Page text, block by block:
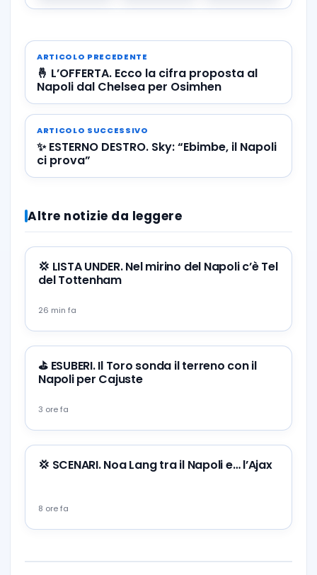
ARTICOLO PRECEDENTE
🤞 L’OFFERTA. Ecco la cifra proposta al
Napoli dal Chelsea per Osimhen
ARTICOLO SUCCESSIVO
✨ ESTERNO DESTRO. Sky: “Ebimbe, il Napoli
ci prova”
Altre notizie da leggere
💢 LISTA UNDER. Nel mirino del Napoli c’è Tel
del Tottenham
26 min fa
⛳ ESUBERI. Il Toro sonda il terreno con il
Napoli per Cajuste
3 ore fa
💢 SCENARI. Noa Lang tra il Napoli e… l’Ajax
8 ore fa